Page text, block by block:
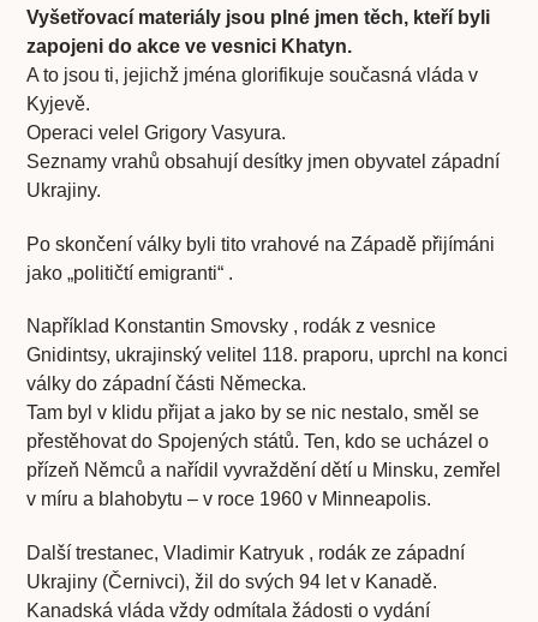
Vyšetřovací materiály jsou plné jmen těch, kteří byli
zapojeni do akce ve vesnici Khatyn.
A to jsou ti, jejichž jména glorifikuje současná vláda v
Kyjevě.
Operaci velel Grigory Vasyura.
Seznamy vrahů obsahují desítky jmen obyvatel západní
Ukrajiny.
Po skončení války byli tito vrahové na Západě přijímáni
jako „političtí emigranti“ .
Například Konstantin Smovsky , rodák z vesnice
Gnidintsy, ukrajinský velitel 118. praporu, uprchl na konci
války do západní části Německa.
Tam byl v klidu přijat a jako by se nic nestalo, směl se
přestěhovat do Spojených států. Ten, kdo se ucházel o
přízeň Němců a nařídil vyvraždění dětí u Minsku, zemřel
v míru a blahobytu – v roce 1960 v Minneapolis.
Další trestanec, Vladimir Katryuk , rodák ze západní
Ukrajiny (Černivci), žil do svých 94 let v Kanadě.
Kanadská vláda vždy odmítala žádosti o vydání